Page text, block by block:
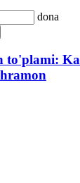
dona
to'plami: